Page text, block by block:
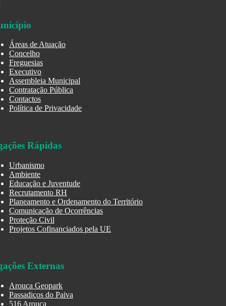
Áreas de Atuação
Concelho
Freguesias
Executivo
Assembleia Municipal
Contratação Pública
Contactos
Política de Privacidade
Rápidas
Urbanismo
Ambiente
Educação e Juventude
Recrutamento RH
Planeamento e Ordenamento do Território
Comunicação de Ocorrências
Proteção Civil
Projetos Cofinanciados pela UE
Externas
Arouca Geopark
Passadiços do Paiva
516 Arouca